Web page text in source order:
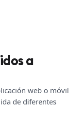
a
web o móvil
de diferentes